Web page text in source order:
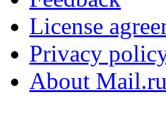
License
Privacy
About Mail.ru